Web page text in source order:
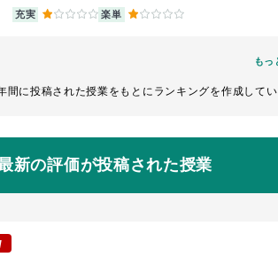
充実 1 楽単 1
もっ
に投稿された授業をもとにランキングを作成してい
新の評価が投稿された授業